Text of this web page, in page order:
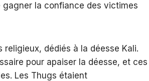
la confiance des victimes
dédiés à la déesse Kali.
pour apaiser la déesse, et ces
Les Thugs étaient